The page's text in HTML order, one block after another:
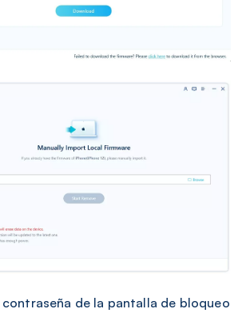
contraseña de la pantalla de bloqueo